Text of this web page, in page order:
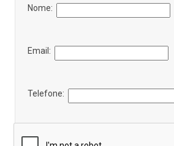
Nome:
Email:
Telefone: